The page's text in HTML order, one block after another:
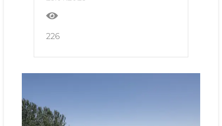
226